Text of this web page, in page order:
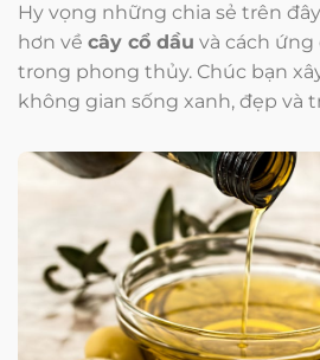
Hy vọng những chia sẻ trên
hơn về cây cổ dầu và cách ứng
trong phong thủy. Chúc bạn
không gian sống xanh, đẹp và